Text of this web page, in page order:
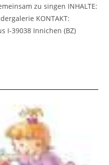
zu singen INHALTE:
KONTAKT:
I-39038 Innichen (BZ)